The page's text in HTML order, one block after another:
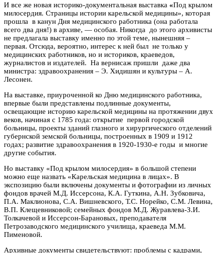
И все же новая историко-документальная выставка «Под крылом
милосердия. Страницы истории карельской медицины», которая
прошла в канун Дня медицинского работника (она работала
всего два дня!) в архиве, — особая. Никогда до этого архивисты
не предлагала выставку именно по этой теме, нынешняя –
первая. Отсюда, вероятно, интерес к ней был не только у
медицинских работников, но и историков, краеведов,
журналистов и издателей. На вернисаж пришли даже два
министра: здравоохранения – Э. Хидишян и культуры – А.
Лесонен.
На выставке, приуроченной ко Дню медицинского работника,
впервые были представлены подлинные документы,
освещающие историю карельской медицины на протяжении двух
веков, начиная с 1785 года: открытие первой городской
больницы, проекты зданий глазного и хирургического отделений
губернской земской больницы, построенных в 1909 и 1912
годах; развитие здравоохранения в 1920-1930-е годы и многие
другие события.
Но выставку «Под крылом милосердия» в большой степени
можно еще назвать «Карельская медицина в лицах». В
экспозицию были включены документы и фотографии из личных
фондов врачей М.Д. Иссерсона, К.А. Гуткина, А.Н. Зубковича,
П.А. Маклионова, С.А. Вишневского, Т.С. Норейко, С.М. Левина,
В.П. Клещевниковой; семейных фондов М.Д. Журавлева-З.И.
Толкачевой и Иссерсон-Барановых, преподавателя
Петрозаводского медицинского училища, краеведа М.М.
Пименовой.
Архивные документы свидетельствуют: проблемы с кадрами,